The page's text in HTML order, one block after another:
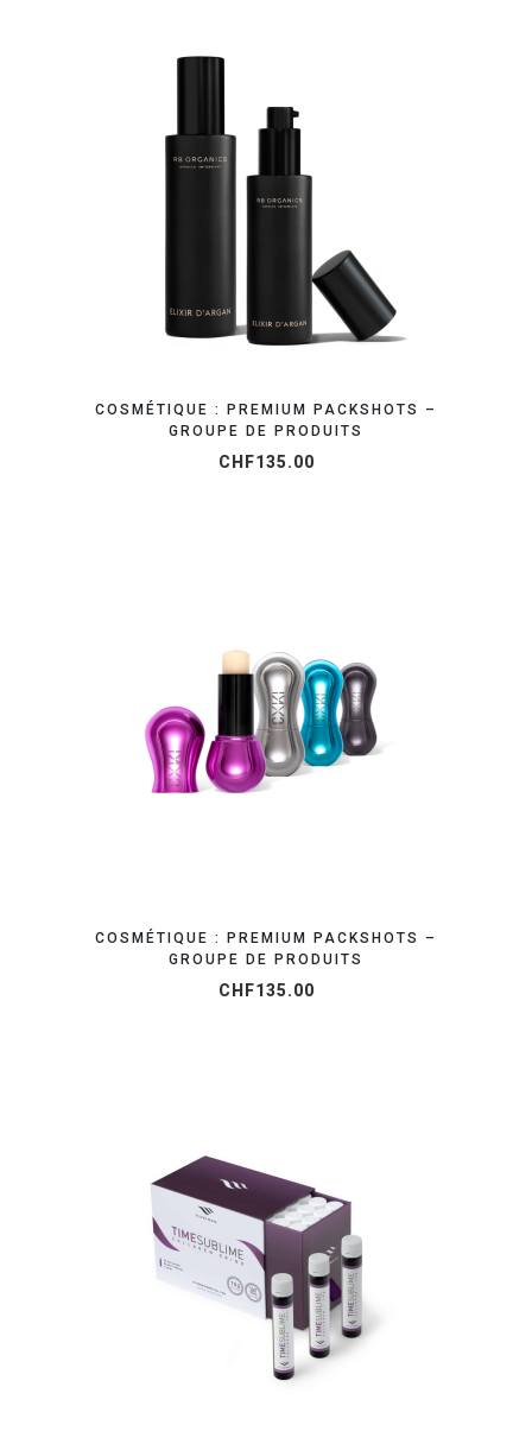
COSMÉTIQUE : PREMIUM PACKSHOTS –
GROUPE DE PRODUITS
CHF135.00
OBTENEZ VOTRE DEVIS EN 24H
COSMÉTIQUE : PREMIUM PACKSHOTS –
GROUPE DE PRODUITS
CHF135.00
ORGANISEZ VOTRE SHOOTING